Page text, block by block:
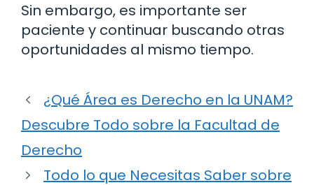
Sin embargo, es importante ser
paciente y continuar buscando otras
oportunidades al mismo tiempo.
¿Qué Área es Derecho en la UNAM?
Descubre Todo sobre la Facultad de
Derecho
Todo lo que Necesitas Saber sobre